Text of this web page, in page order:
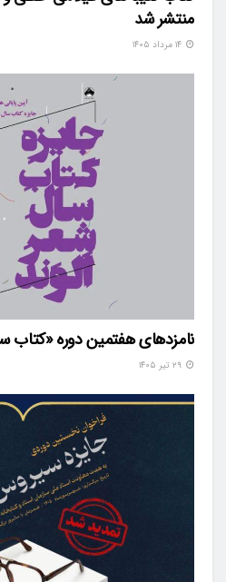
منتشر شد
نامزدهای هفتمین دوره «کتاب